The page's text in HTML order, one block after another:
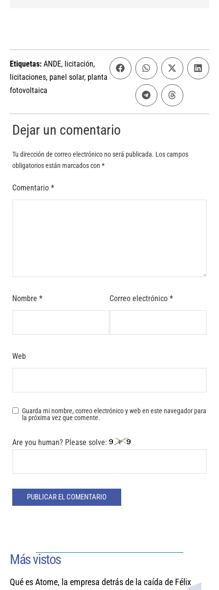
Etiquetas: ANDE, licitación,
licitaciones, panel solar, planta
fotovoltaica
Dejar un comentario
Tu dirección de correo electrónico no será publicada. Los campos
obligatorios están marcados con *
Comentario *
Nombre * Correo electrónico *
Web
Guarda mi nombre, correo electrónico y web en este navegador para
la próxima vez que comente.
Are you human? Please solve:
Más vistos
Qué es Atome, la empresa detrás de la caída de Félix